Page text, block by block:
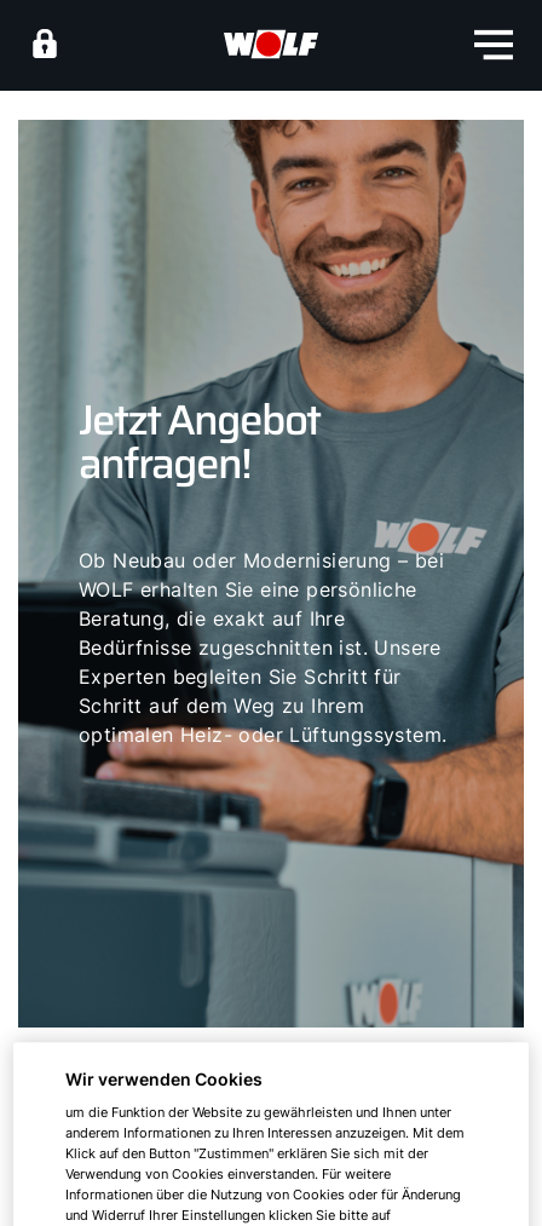
Jetzt Angebot
anfragen!
Ob Neubau oder Modernisierung – bei
WOLF erhalten Sie eine persönliche
Beratung, die exakt auf Ihre
Bedürfnisse zugeschnitten ist. Unsere
Experten begleiten Sie Schritt für
Schritt auf dem Weg zu Ihrem
optimalen Heiz- oder Lüftungssystem.
Angaben zu Ihrem Projekt
Wir verwenden Cookies
um die Funktion der Website zu gewährleisten und Ihnen unter
anderem Informationen zu Ihren Interessen anzuzeigen. Mit dem
Klick auf den Button "Zustimmen" erklären Sie sich mit der
Verwendung von Cookies einverstanden. Für weitere
Informationen über die Nutzung von Cookies oder für Änderung
und Widerruf Ihrer Einstellungen klicken Sie bitte auf